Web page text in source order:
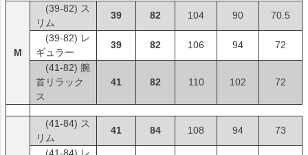
M
(39-82) ス
リム
39 82 104 90 70.5
(39-82) レ
ギュラー
39 82 106 94 72
(41-82) 腕
首リラック
ス
41 82 110 102 72
(41-84) ス
リム
41 84 108 94 73